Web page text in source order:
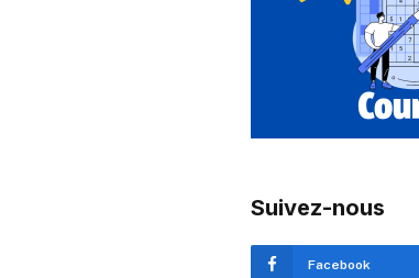
Suivez-nous
Facebook